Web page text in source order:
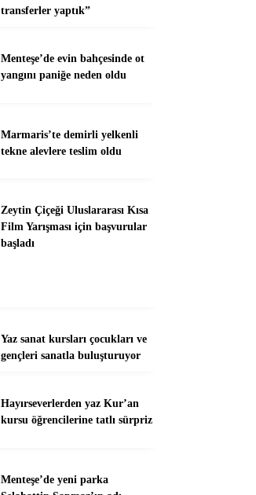
transferler yaptık”
Menteşe’de evin bahçesinde ot
yangını paniğe neden oldu
Marmaris’te demirli yelkenli
tekne alevlere teslim oldu
Zeytin Çiçeği Uluslararası Kısa
Film Yarışması için başvurular
başladı
Yaz sanat kursları çocukları ve
gençleri sanatla buluşturuyor
Hayırseverlerden yaz Kur’an
kursu öğrencilerine tatlı sürpriz
Menteşe’de yeni parka